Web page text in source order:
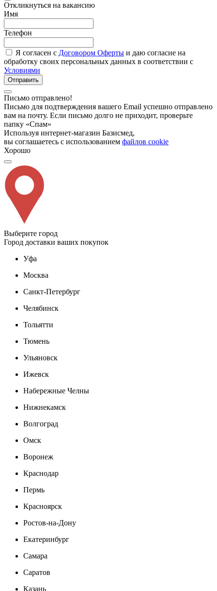
Откликнуться на вакансию
Имя
Телефон
Я согласен с Договором Оферты и даю согласие на
обработку своих персональных данных в соответствии с
Условиями
Отправить
Письмо отправлено!
Письмо для подтверждения вашего Email успешно отправлено
вам на почту. Если письмо долго не приходит, проверьте
папку «Спам»
Используя интернет-магазин Базисмед,
вы соглашаетесь с использованием файлов cookie
Хорошо
Выберите город
Город доставки ваших покупок
Уфа
Москва
Санкт-Петербург
Челябинск
Тольятти
Тюмень
Ульяновск
Ижевск
Набережные Челны
Нижнекамск
Волгоград
Омск
Воронеж
Краснодар
Пермь
Красноярск
Ростов-на-Дону
Екатеринбург
Самара
Саратов
Казань